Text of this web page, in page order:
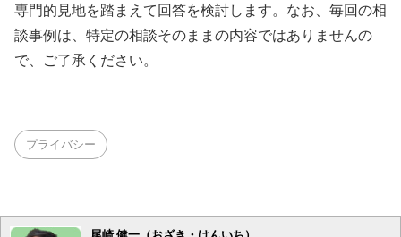
専門的見地を踏まえて回答を検討します。なお、毎回の相
談事例は、特定の相談そのままの内容ではありませんの
で、ご了承ください。
プライバシー